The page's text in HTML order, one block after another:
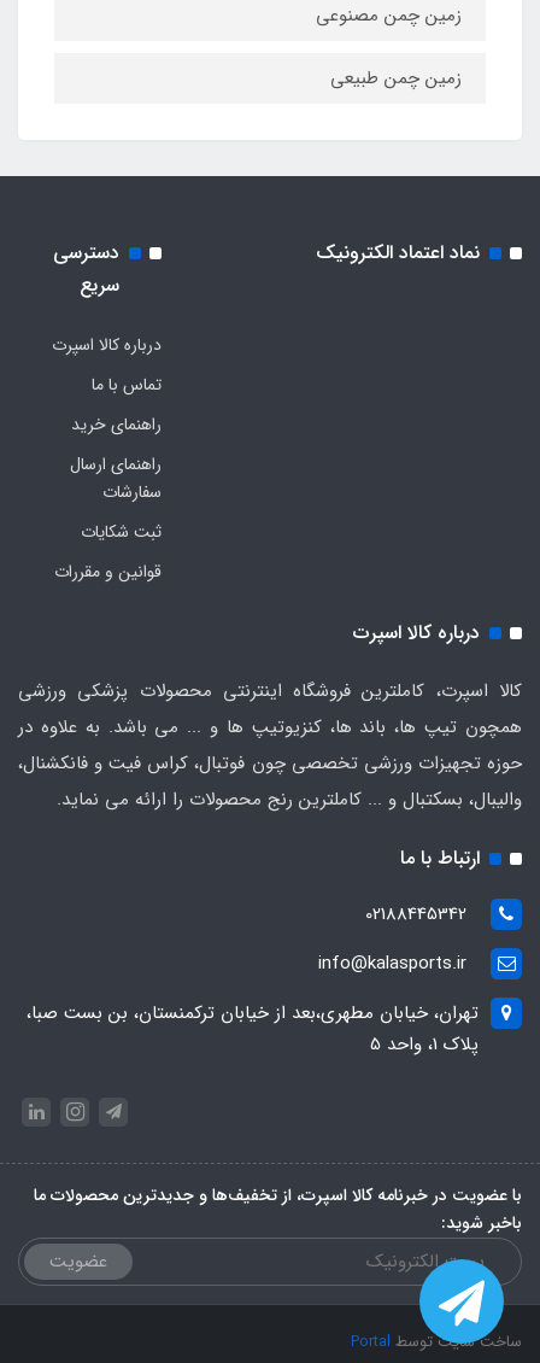
زمین چمن مصنوعی
زمین چمن طبیعی
نماد اعتماد الکترونیک
دسترسی
سریع
درباره کالا اسپرت
تماس با ما
راهنمای خرید
راهنمای ارسال
سفارشات
ثبت شکایات
قوانین و مقررات
درباره کالا اسپرت
کالا اسپرت، کاملترین فروشگاه اینترنتی محصولات پزشکی ورزشی
همچون تیپ ها، باند ها، کنزیوتیپ ها و ... می باشد. به علاوه در
حوزه تجهیزات ورزشی تخصصی چون فوتبال، کراس فیت و فانکشنال،
والیبال، بسکتبال و ... کاملترین رنج محصولات را ارائه می نماید.
ارتباط با ما
02188445342
info@kalasports.ir
تهران، خیابان مطهری،بعد از خیابان ترکمنستان، بن بست صبا،
پلاک 1، واحد 5
با عضویت در خبرنامه کالا اسپرت، از تخفیف‌ها و جدیدترین‌ محصولات ما
باخبر شوید:
عضویت
ساخت سایت توسط Portal